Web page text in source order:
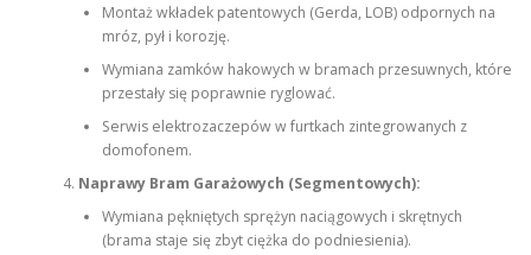
Montaż wkładek patentowych (Gerda, LOB) odpornych na
mróz, pył i korozję.
Wymiana zamków hakowych w bramach przesuwnych, które
przestały się poprawnie ryglować.
Serwis elektrozaczepów w furtkach zintegrowanych z
domofonem.
Naprawy Bram Garażowych (Segmentowych):
Wymiana pękniętych sprężyn naciągowych i skrętnych
(brama staje się zbyt ciężka do podniesienia).